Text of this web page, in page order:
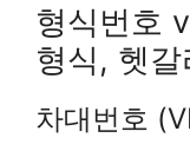
형식번호
형식, 헷
차대번호